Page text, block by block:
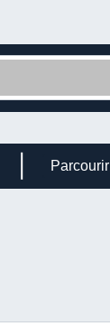
Parcourir